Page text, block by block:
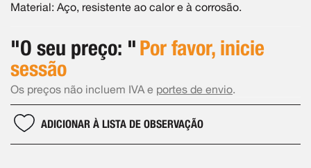
Material: Aço, resistente ao calor e à corrosão.
"O seu preço: "Por favor, inicie
sessão
Os preços não incluem IVA e portes de envio.
ADICIONAR À LISTA DE OBSERVAÇÃO